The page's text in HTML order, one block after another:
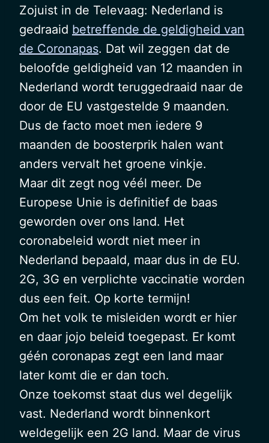
Zojuist in de Televaag: Nederland is
gedraaid betreffende de geldigheid van
de Coronapas. Dat wil zeggen dat de
beloofde geldigheid van 12 maanden in
Nederland wordt teruggedraaid naar de
door de EU vastgestelde 9 maanden.
Dus de facto moet men iedere 9
maanden de boosterprik halen want
anders vervalt het groene vinkje.
Maar dit zegt nog véél meer. De
Europese Unie is definitief de baas
geworden over ons land. Het
coronabeleid wordt niet meer in
Nederland bepaald, maar dus in de EU.
2G, 3G en verplichte vaccinatie worden
dus een feit. Op korte termijn!
Om het volk te misleiden wordt er hier
en daar jojo beleid toegepast. Er komt
géén coronapas zegt een land maar
later komt die er dan toch.
Onze toekomst staat dus wel degelijk
vast. Nederland wordt binnenkort
weldegelijk een 2G land. Maar de virus